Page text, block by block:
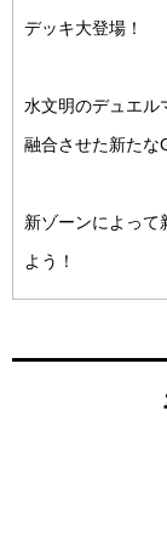
デッキ大登場！
水文明のデュエル
融合させた新たな
新ゾーンによって
よう！